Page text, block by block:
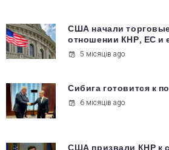
США начали
отношении КНР, ЕС и
5 місяців ago
Сибига готовится к
6 місяців ago
США призвали КНР к